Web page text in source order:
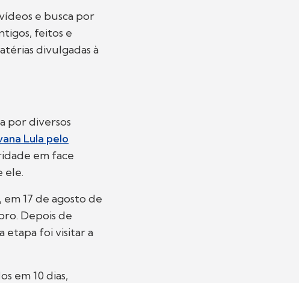
e busca por
feitos e
divulgadas à
por diversos
Lula pelo
em face
ele.
17 de agosto de
Depois de
etapa foi visitar a
em 10 dias,